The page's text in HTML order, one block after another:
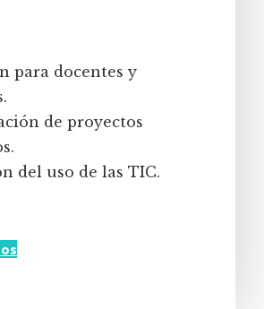
para docentes y
de proyectos
del uso de las TIC.